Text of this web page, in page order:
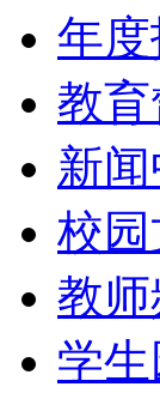
年度
教育
新闻
校园
教师
学生